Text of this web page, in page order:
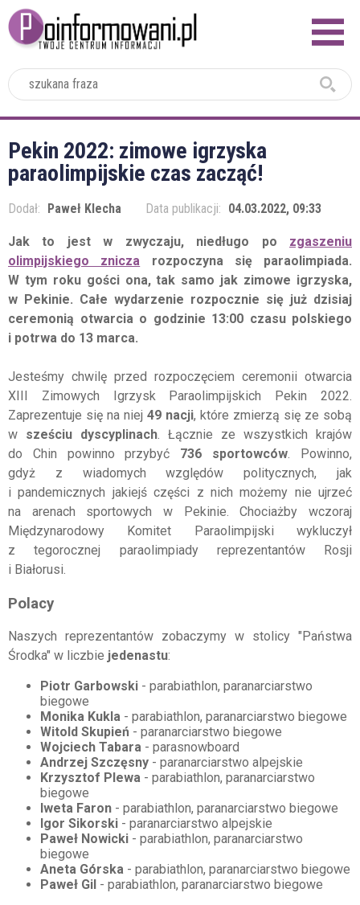
Pekin 2022: zimowe igrzyska
paraolimpijskie czas zacząć!
Dodał: Paweł Klecha Data publikacji: 04.03.2022, 09:33
Jak to jest w zwyczaju, niedługo po zgaszeniu
olimpijskiego znicza rozpoczyna się paraolimpiada.
W tym roku gości ona, tak samo jak zimowe igrzyska,
w Pekinie. Całe wydarzenie rozpocznie się już dzisiaj
ceremonią otwarcia o godzinie 13:00 czasu polskiego
i potrwa do 13 marca.
Jesteśmy chwilę przed rozpoczęciem ceremonii otwarcia
XIII Zimowych Igrzysk Paraolimpijskich Pekin 2022.
Zaprezentuje się na niej 49 nacji, które zmierzą się ze sobą
w sześciu dyscyplinach. Łącznie ze wszystkich krajów
do Chin powinno przybyć 736 sportowców. Powinno,
gdyż z wiadomych względów politycznych, jak
i pandemicznych jakiejś części z nich możemy nie ujrzeć
na arenach sportowych w Pekinie. Chociażby wczoraj
Międzynarodowy Komitet Paraolimpijski wykluczył
z tegorocznej paraolimpiady reprezentantów Rosji
i Białorusi.
Polacy
Naszych reprezentantów zobaczymy w stolicy "Państwa
Środka" w liczbie jedenastu:
Piotr Garbowski - parabiathlon, paranarciarstwo
biegowe
Monika Kukla - parabiathlon, paranarciarstwo biegowe
Witold Skupień - paranarciarstwo biegowe
Wojciech Tabara - parasnowboard
Andrzej Szczęsny - paranarciarstwo alpejskie
Krzysztof Plewa - parabiathlon, paranarciarstwo
biegowe
Iweta Faron - parabiathlon, paranarciarstwo biegowe
Igor Sikorski - paranarciarstwo alpejskie
Paweł Nowicki - parabiathlon, paranarciarstwo
biegowe
Aneta Górska - parabiathlon, paranarciarstwo biegowe
Paweł Gil - parabiathlon, paranarciarstwo biegowe